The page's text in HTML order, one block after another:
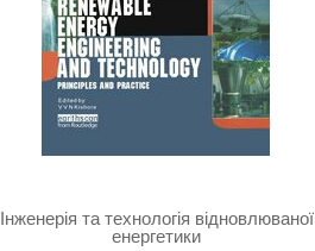
Інженерія та технологія відновлюваної
енергетики